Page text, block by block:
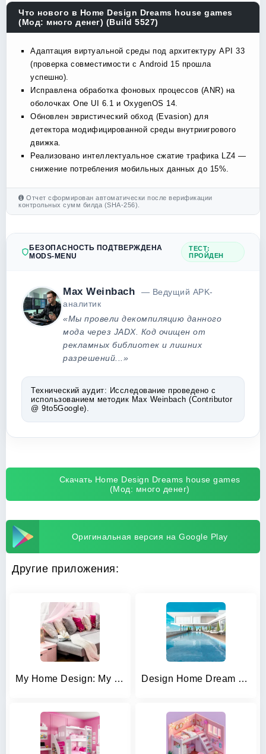
Что нового в Home Design Dreams house games
(Мод: много денег) (Build 5527)
Адаптация виртуальной среды под архитектуру API 33
(проверка совместимости с Android 15 прошла
успешно).
Исправлена обработка фоновых процессов (ANR) на
оболочках One UI 6.1 и OxygenOS 14.
Обновлен эвристический обход (Evasion) для
детектора модифицированной среды внутриигрового
движка.
Реализовано интеллектуальное сжатие трафика LZ4 —
снижение потребления мобильных данных до 15%.
Отчет сформирован автоматически после верификации
контрольных сумм билда (SHA-256).
БЕЗОПАСНОСТЬ ПОДТВЕРЖДЕНА
MODS-MENU
ТЕСТ:
ПРОЙДЕН
Max Weinbach
— Ведущий APK-
аналитик
«Мы провели декомпиляцию данного
мода через JADX. Код очищен от
рекламных библиотек и лишних
разрешений...»
Технический аудит: Исследование проведено с
использованием методик Max Weinbach (Contributor
@ 9to5Google).
Скачать Home Design Dreams house games
(Мод: много денег)
Оригинальная версия на Google Play
Другие приложения:
My Home Design: My House Games Design Home Dream House Games